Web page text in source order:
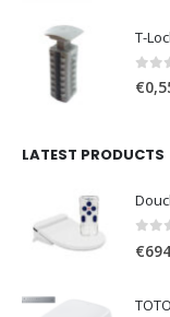
T-
0
€
LATEST PRODUCTS
€